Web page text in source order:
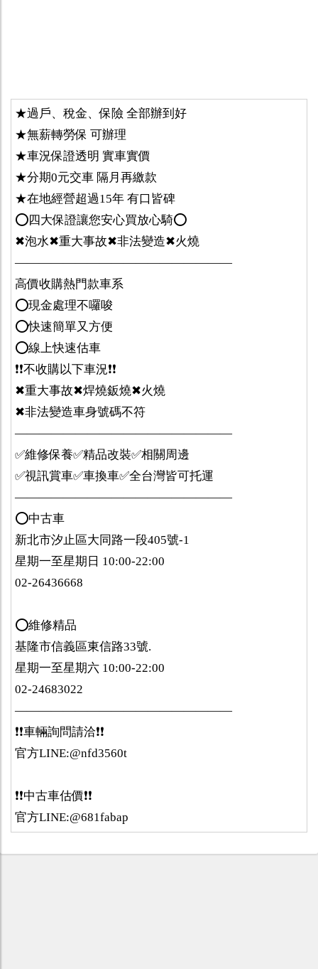
★過戶、稅金、保險 全部辦到好
★無薪轉勞保 可辦理
★車況保證透明 實車實價
★分期0元交車 隔月再繳款
★在地經營超過15年 有口皆碑
⭕️四大保證讓您安心買放心騎⭕️
✖泡水✖重大事故✖非法變造✖火燒
——————————————————
高價收購熱門款車系
⭕️現金處理不囉唆
⭕️快速簡單又方便
⭕️線上快速估車
❗️❗️不收購以下車況❗️❗️
✖重大事故✖焊燒鈑燒✖火燒
✖非法變造車身號碼不符
——————————————————
✅維修保養✅精品改裝✅相關周邊
✅視訊賞車✅車換車✅全台灣皆可托運
——————————————————
⭕️中古車
新北市汐止區大同路一段405號-1
星期一至星期日 10:00-22:00
02-26436668
⭕️維修精品
基隆市信義區東信路33號.
星期一至星期六 10:00-22:00
02-24683022
——————————————————
❗️❗️車輛詢問請洽❗️❗️
官方LINE:@nfd3560t
❗️❗️中古車估價❗️❗️
官方LINE:@681fabap